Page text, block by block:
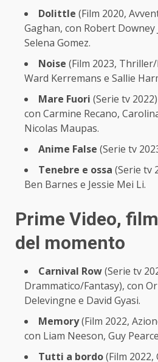
Dolittle (Film 2020,
Gaghan, con Robert Downey
Selena Gomez.
Noise (Film 2023,
Ward Kerremans e Sallie
Mare Fuori (Serie tv
con Carmine Recano,
Nicolas Maupas.
Anime False (Serie tv
Tenebre e ossa (Serie tv
Ben Barnes e Jessie Mei Li.
Prime Video,
del momento
Carnival Row(Serie tv
Drammatico/Fantasy), con
Delevingne e David Gyasi.
Memory(Film 2022,
con Liam Neeson, Guy
Tutti a bordo(Film 2022,